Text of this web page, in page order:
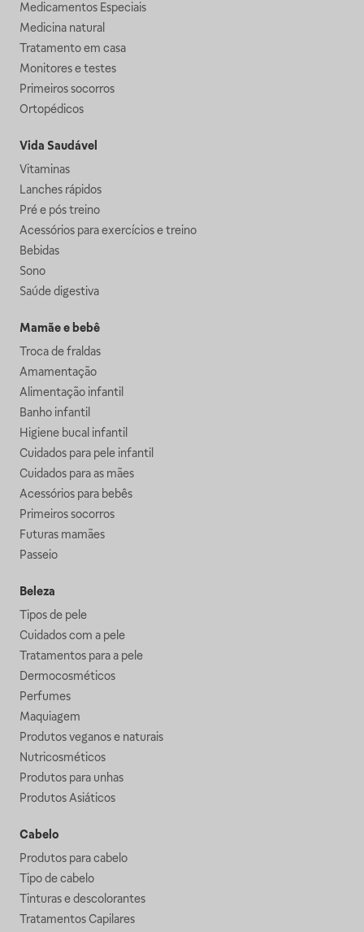
Medicamentos Especiais
Medicina natural
Tratamento em casa
Monitores e testes
Primeiros socorros
Ortopédicos
Vida Saudável
Vitaminas
Lanches rápidos
Pré e pós treino
Acessórios para exercícios e treino
Bebidas
Sono
Saúde digestiva
Mamãe e bebê
Troca de fraldas
Amamentação
Alimentação infantil
Banho infantil
Higiene bucal infantil
Cuidados para pele infantil
Cuidados para as mães
Acessórios para bebês
Primeiros socorros
Futuras mamães
Passeio
Beleza
Tipos de pele
Cuidados com a pele
Tratamentos para a pele
Dermocosméticos
Perfumes
Maquiagem
Produtos veganos e naturais
Nutricosméticos
Produtos para unhas
Produtos Asiáticos
Cabelo
Produtos para cabelo
Tipo de cabelo
Tinturas e descolorantes
Tratamentos Capilares